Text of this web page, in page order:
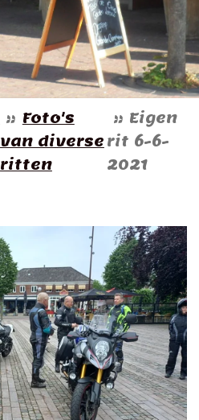
» Foto's
van diverse
ritten
» Eigen
rit 6-6-
2021